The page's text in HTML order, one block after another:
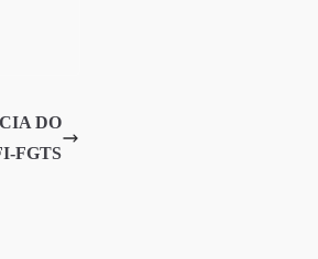
DO
FGTS